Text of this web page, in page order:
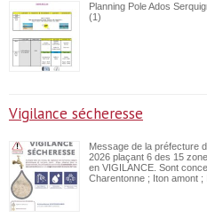
Planning Pole Ados
(1)
Vigilance sécheresse
Message de la préfecture
2026 plaçant 6 des 15
en VIGILANCE. Sont
Charentonne ; Iton amont